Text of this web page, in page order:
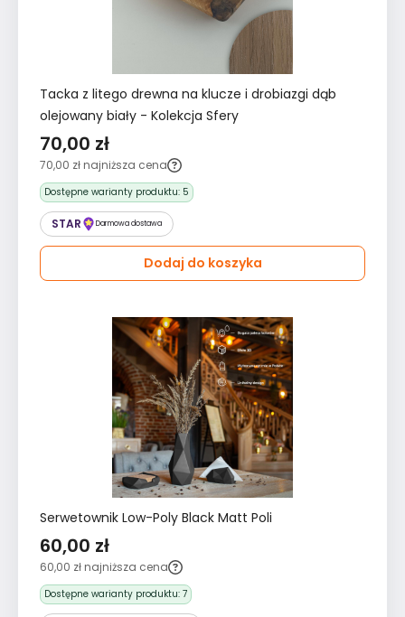
Tacka z litego drewna na klucze i drobiazgi dąb
olejowany biały - Kolekcja Sfery
70,00 zł
70,00 zł najniższa cena
Dostępne warianty produktu: 5
STAR Darmowa dostawa
Dodaj do koszyka
Serwetownik Low-Poly Black Matt Poli
60,00 zł
60,00 zł najniższa cena
Dostępne warianty produktu: 7